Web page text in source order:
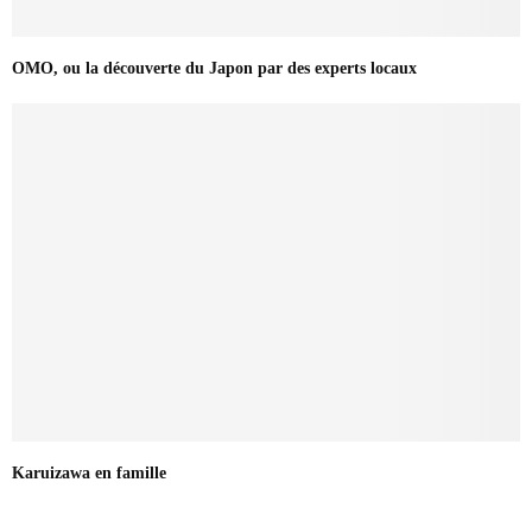
OMO, ou la découverte du Japon par des experts locaux
Karuizawa en famille